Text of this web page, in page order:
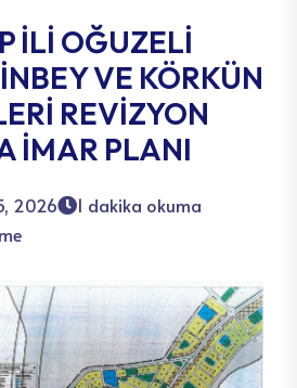
İLİ OĞUZELİ
VE KÖRKÜN
REVİZYON
İMAR PLANI
2026
1 dakika okuma